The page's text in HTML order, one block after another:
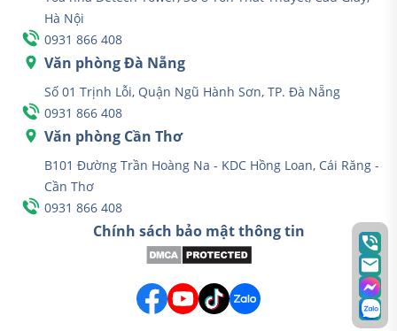
Hà Nội
0931 866 408
Văn phòng Đà Nẵng
Số 01 Trịnh Lỗi, Quận Ngũ Hành Sơn, TP. Đà Nẵng
0931 866 408
Văn phòng Cần Thơ
B101 Đường Trần Hoàng Na - KDC Hồng Loan, Cái Răng -
Cần Thơ
0931 866 408
Chính sách bảo mật thông tin